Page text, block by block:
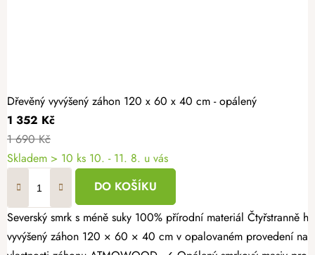
Dřevěný vyvýšený záhon 120 x 60 x 40 cm - opálený
1 352 Kč
1 690 Kč
Skladem > 10 ks 10. - 11. 8. u vás
DO KOŠÍKU
Severský smrk s méně suky 100% přírodní materiál Čtyřstranně hoblovaný masiv Vypěstujte si čerstvé bylinky, zeleninu nebo jahody v záhonu, který spojuje přírodní vzhled s dlouhou životností. Dřevěný
vyvýšený záhon 120 × 60 × 40 cm v opalovaném provedení